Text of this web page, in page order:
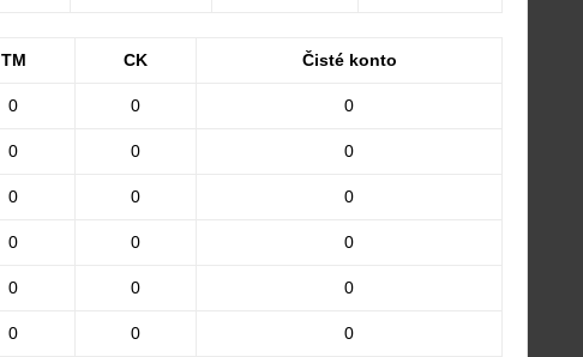
TM CK Čisté konto
0 0 0
0 0 0
0 0 0
0 0 0
0 0 0
0 0 0